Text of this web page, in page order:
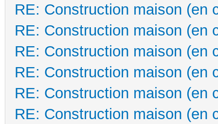
RE: Construction maison (en
RE: Construction maison (en
RE: Construction maison (en
RE: Construction maison (en
RE: Construction maison (en
RE: Construction maison (en